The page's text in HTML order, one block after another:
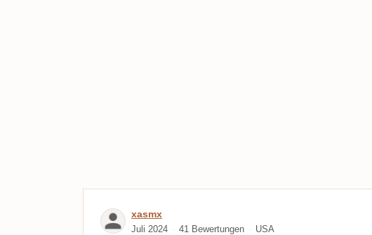
Bewertung von xasmx
xasmx
Juli 2024 41 Bewertungen USA